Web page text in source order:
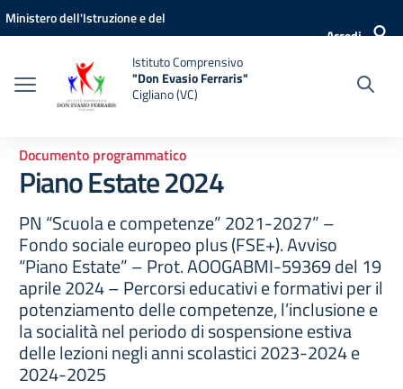
Vai ai contenuti
Vai al menu di navigazione
Vai al footer
Ministero dell'Istruzione e del
Accedi
Istituto Comprensivo
"Don Evasio Ferraris"
Cigliano (VC)
Documento programmatico
Piano Estate 2024
PN “Scuola e competenze” 2021-2027” –
Fondo sociale europeo plus (FSE+). Avviso
“Piano Estate” – Prot. AOOGABMI-59369 del 19
aprile 2024 – Percorsi educativi e formativi per il
potenziamento delle competenze, l’inclusione e
la socialità nel periodo di sospensione estiva
delle lezioni negli anni scolastici 2023-2024 e
2024-2025